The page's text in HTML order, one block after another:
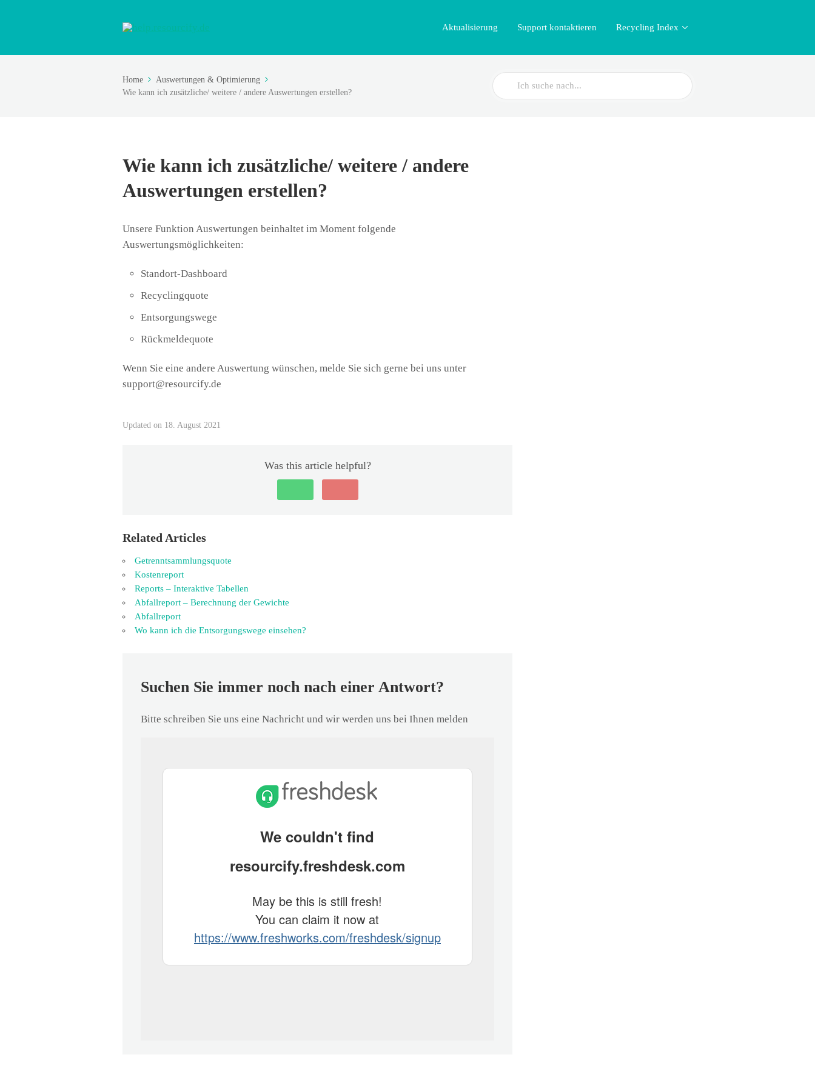
Aktualisierung Support kontaktieren Recycling Index
Home
Auswertungen & Optimierung
Wie kann ich zusätzliche/ weitere / andere Auswertungen erstellen?
Search
For
Wie kann ich zusätzliche/ weitere / andere
Auswertungen erstellen?
Unsere Funktion Auswertungen beinhaltet im Moment folgende
Auswertungsmöglichkeiten:
Standort-Dashboard
Recyclingquote
Entsorgungswege
Rückmeldequote
Wenn Sie eine andere Auswertung wünschen, melde Sie sich gerne bei uns unter
support@resourcify.de
Updated on 18. August 2021
Was this article helpful?
Related Articles
Getrenntsammlungsquote
Kostenreport
Reports – Interaktive Tabellen
Abfallreport – Berechnung der Gewichte
Abfallreport
Wo kann ich die Entsorgungswege einsehen?
Suchen Sie immer noch nach einer Antwort?
Bitte schreiben Sie uns eine Nachricht und wir werden uns bei Ihnen melden